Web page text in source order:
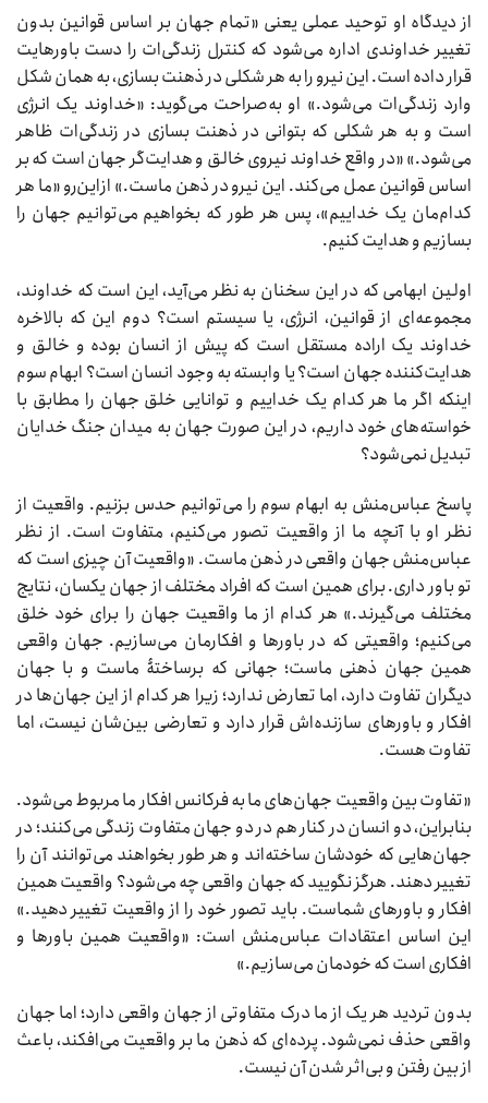
از دیدگاه او توحید عملی یعنی «تمام جهان بر اساس قوانین بدون
تغییر خداوندی اداره می‌شود که کنترل زندگی‌ات را دست باورهایت
قرار داده است. این نیرو را به هر شکلی در ذهنت بسازی، به همان شکل
وارد زندگی‌ات می‌شود.» او به‌صراحت می‌گوید: «خداوند یک انرژی
است و به هر شکلی که بتوانی در ذهنت بسازی در زندگی‌ات ظاهر
می‌شود.» «در واقع خداوند نیروی خالق و هدایت‌گر جهان است که بر
اساس قوانین عمل می‌کند. این نیرو در ذهن ماست.» ازاین‌رو «ما هر
کدام‌مان یک خداییم»، پس هر طور که بخواهیم می‌توانیم جهان را
بسازیم و هدایت کنیم.
اولین ابهامی که در این سخنان به نظر می‌آید، این است که خداوند،
مجموعه‌ای از قوانین، انرژی، یا سیستم است؟ دوم این که بالاخره
خداوند یک اراده مستقل است که پیش از انسان بوده و خالق و
هدایت‌کننده جهان است؟ یا وابسته به وجود انسان است؟ ابهام سوم
اینکه اگر ما هر کدام یک خداییم و توانایی خلق جهان را مطابق با
خواسته‌های خود داریم، در این صورت جهان به میدان جنگ خدایان
تبدیل نمی‌شود؟
پاسخ عباس‌منش به ابهام سوم را می‌توانیم حدس بزنیم. واقعیت از
نظر او با آنچه ما از واقعیت تصور می‌کنیم، متفاوت است. از نظر
عباس‌منش جهان واقعی در ذهن ماست. «واقعیت آن چیزی است که
تو باور داری. برای همین است که افراد مختلف از جهان یکسان، نتایج
مختلف می‌گیرند.» هر کدام از ما واقعیت جهان را برای خود خلق
می‌کنیم؛ واقعیتی که در باورها و افکارمان می‌سازیم. جهان واقعی
همین جهان ذهنی ماست؛ جهانی که برساختۀ ماست و با جهان
دیگران تفاوت دارد، اما تعارض ندارد؛ زیرا هر کدام از این جهان‌ها در
افکار و باورهای سازنده‌اش قرار دارد و تعارضی بین‌شان نیست، اما
تفاوت هست.
«تفاوت بین واقعیت جهان‌های ما به فرکانس افکار ما مربوط می‌شود.
بنابراین، دو انسان در کنار هم در دو جهان متفاوت زندگی می‌کنند؛ در
جهان‌هایی که خودشان ساخته‌اند و هر طور بخواهند می‌توانند آن را
تغییر دهند. هرگز نگویید که جهان واقعی چه می‌شود؟ واقعیت همین
افکار و باورهای شماست. باید تصور خود را از واقعیت تغییر دهید.»
این اساس اعتقادات عباس‌منش است: «واقعیت همین باورها و
افکاری است که خودمان می‌سازیم.»
بدون تردید هر یک از ما درک متفاوتی از جهان واقعی دارد؛ اما جهان
واقعی حذف نمی‌شود. پرده‌ای که ذهن ما بر واقعیت می‌افکند، باعث
از بین رفتن و بی‌اثر شدن آن نیست.